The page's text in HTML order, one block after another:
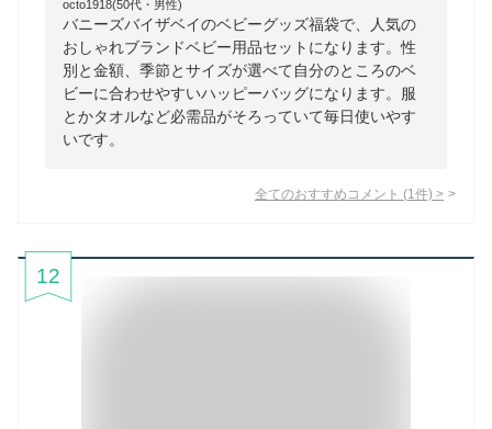
octo1918(50代・男性)
バニーズバイザベイのベビーグッズ福袋で、人気の
おしゃれブランドベビー用品セットになります。性
別と金額、季節とサイズが選べて自分のところのベ
ビーに合わせやすいハッピーバッグになります。服
とかタオルなど必需品がそろっていて毎日使いやす
いです。
全てのおすすめコメント (1 件) >
12